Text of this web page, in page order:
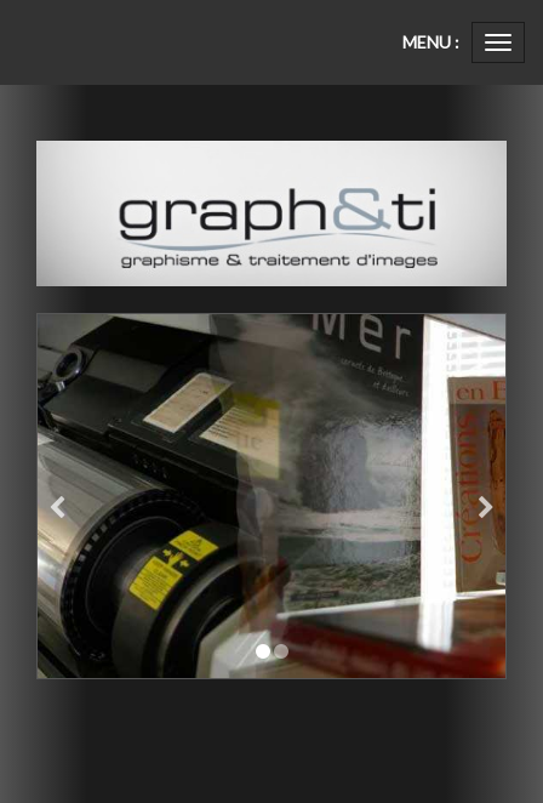
MENU :
Précédent